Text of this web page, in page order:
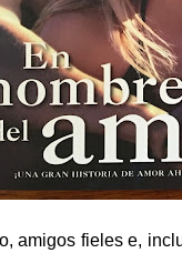
amigos fieles e,